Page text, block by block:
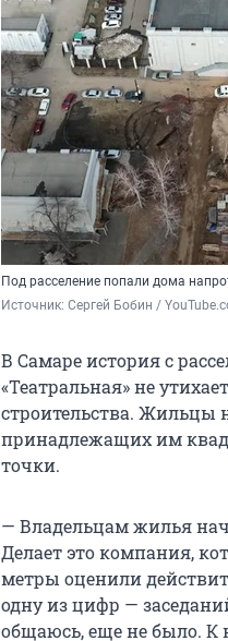
Под расселение попали дома
Источник: Сергей Бобин /
В Самаре история с
«Театральная» не
строительства. Жильцы
принадлежащих им
точки.
— Владельцам жилья
Делает это компания,
метры оценили
одну из цифр —
общаюсь, еще не было. К